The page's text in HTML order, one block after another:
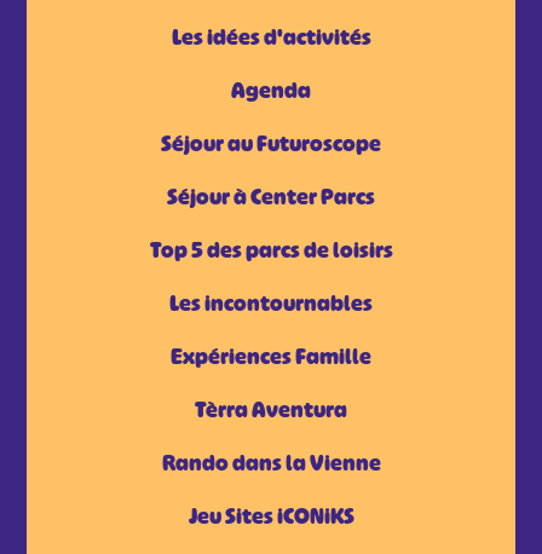
Les idées d'activités
Agenda
Séjour au Futuroscope
Séjour à Center Parcs
Top 5 des parcs de loisirs
Les incontournables
Expériences Famille
Tèrra Aventura
Rando dans la Vienne
Jeu Sites iCONiKS